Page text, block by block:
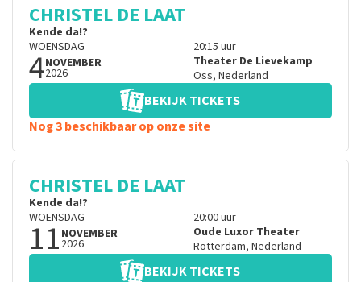
CHRISTEL DE LAAT
Kende da!?
WOENSDAG
4NOVEMBER
2026
20:15 uur
Theater De Lievekamp
Oss, Nederland
BEKIJK TICKETS
Nog 3 beschikbaar op onze site
CHRISTEL DE LAAT
Kende da!?
WOENSDAG
11 NOVEMBER
2026
20:00uur
Oude Luxor Theater
Rotterdam, Nederland
BEKIJK TICKETS